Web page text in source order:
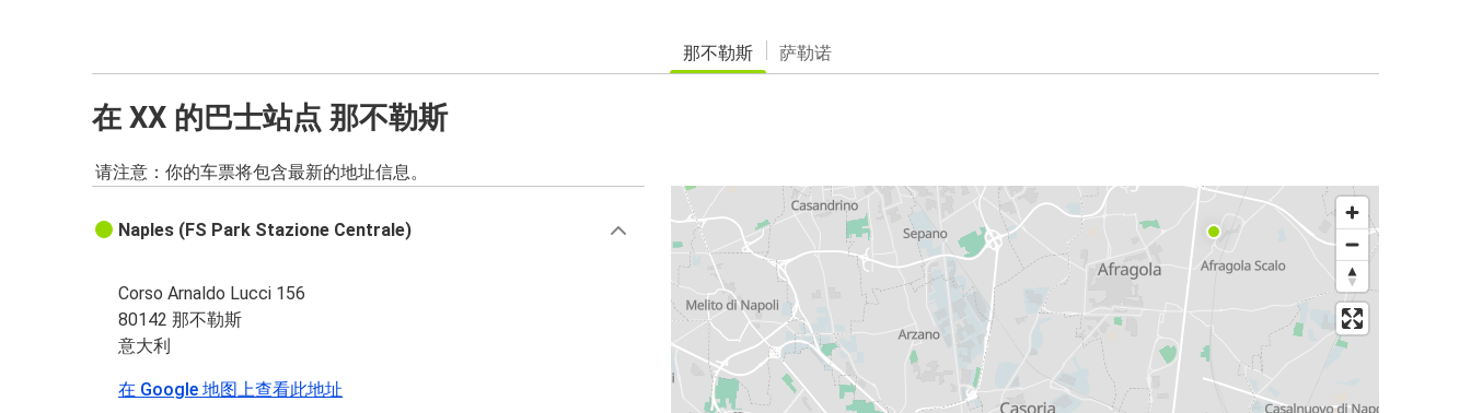
那不勒斯 萨勒诺
在 XX 的巴士站点 那不勒斯
请注意：你的车票将包含最新的地址信息。
Naples (FS Park Stazione Centrale)
Corso Arnaldo Lucci 156
80142 那不勒斯
意大利
在 Google 地图上查看此地址